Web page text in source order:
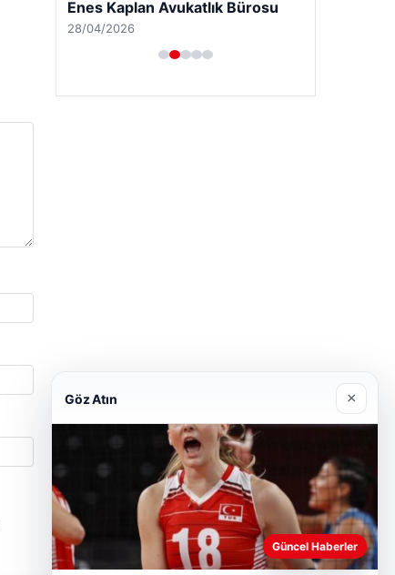
Enes Kaplan Avukatlık Bürosu
28/04/2026
Göz Atın ×
Güncel Haberler